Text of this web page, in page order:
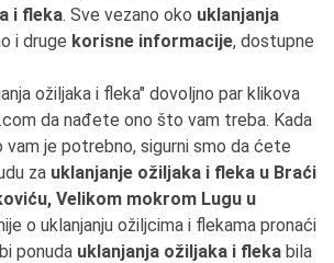
i fleka. Sve vezano oko uklanjanja
i druge korisne informacije, dostupne
ožiljaka i fleka" dovoljno par klikova
da nađete ono što vam treba. Kada
je potrebno, sigurni smo da ćete
za uklanjanje ožiljaka i fleka u Braći
Velikom mokrom Lugu u
o uklanjanju ožiljcima i flekama pronaći
ponuda uklanjanja ožiljaka i fleka bila